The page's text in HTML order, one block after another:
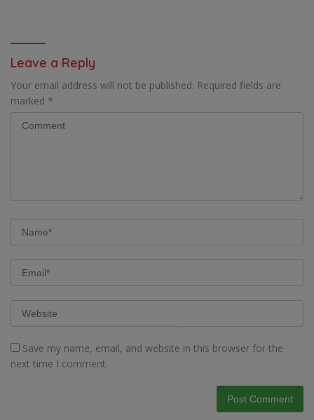
Leave a Reply
Your email address will not be published. Required fields are
marked *
Save my name, email, and website in this browser for the
next time I comment.